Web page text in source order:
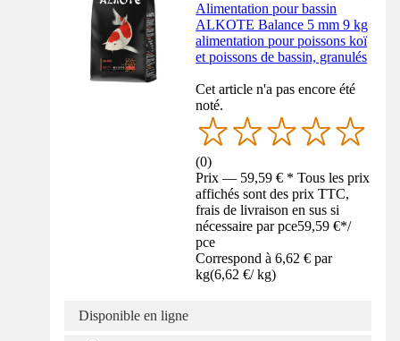
Alimentation pour bassin
ALKOTE Balance 5 mm 9 kg
alimentation pour poissons koï
et poissons de bassin, granulés
Cet article n'a pas encore été
noté.
(0)
Prix — 59,59 € * Tous les prix
affichés sont des prix TTC,
frais de livraison en sus si
nécessaire par pce59,59 €*/
pce
Correspond à 6,62 € par
kg(6,62 €/ kg)
Disponible en ligne